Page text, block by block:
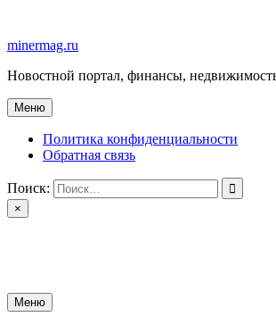
содержимому
minermag.ru
Новостной портал, финансы,
Меню
Политика конфиденциальности
Обратная связь
Поиск:
×
Меню